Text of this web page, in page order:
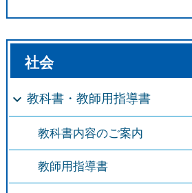
社会
教科書・教師用指導書
教科書内容のご案内
教師用指導書